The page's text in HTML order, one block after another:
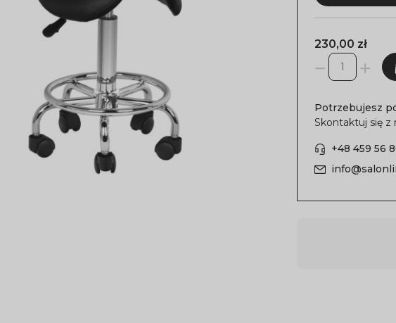
230,00 zł
Potrzebujesz
Skontaktuj się z
+48 459 56